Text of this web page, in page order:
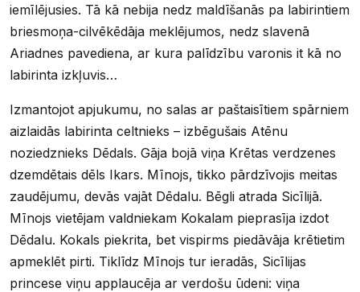
iemīlējusies. Tā kā nebija nedz maldīšanās pa labirintiem
briesmoņa-cilvēkēdāja meklējumos, nedz slavenā
Ariadnes pavediena, ar kura palīdzību varonis it kā no
labirinta izkļuvis…
Izmantojot apjukumu, no salas ar paštaisītiem spārniem
aizlaidās labirinta celtnieks – izbēgušais Atēnu
noziedznieks Dēdals. Gāja bojā viņa Krētas verdzenes
dzemdētais dēls Ikars. Mīnojs, tikko pārdzīvojis meitas
zaudējumu, devās vajāt Dēdalu. Bēgli atrada Sicīlijā.
Mīnojs vietējam valdniekam Kokalam pieprasīja izdot
Dēdalu. Kokals piekrita, bet vispirms piedāvāja krētietim
apmeklēt pirti. Tiklīdz Mīnojs tur ieradās, Sicīlijas
princese viņu applaucēja ar verdošu ūdeni: viņa